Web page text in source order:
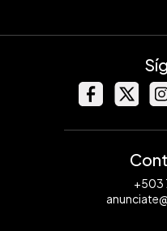
+503